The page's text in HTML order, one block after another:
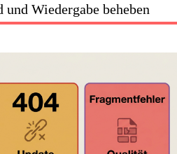
Wiedergabe beheben